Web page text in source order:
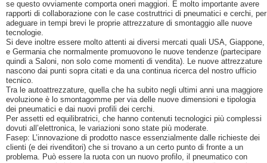
se questo ovviamente comporta oneri maggiori. È molto importante avere
rapporti di collaborazione con le case costruttrici di pneumatici e cerchi, per
adeguare in tempi brevi le proprie attrezzature di smontaggio alle nuove
tecnologie.
Si deve inoltre essere molto attenti ai diversi mercati quali USA, Giappone,
e Germania che normalmente promuovono le nuove tendenze (partecipare
quindi a Saloni, non solo come momenti di vendita). Le nuove attrezzature
nascono dai punti sopra citati e da una continua ricerca del nostro ufficio
tecnico.
Tra le autoattrezzature, quella che ha subito negli ultimi anni una maggiore
evoluzione è lo smontagomme per via delle nuove dimensioni e tipologia
dei pneumatici e dai nuovi profili dei cerchi.
Per assetti ed equilibratrici, che hanno contenuti tecnologici più complessi
dovuti all’elettronica, le variazioni sono state più moderate.
Fasep: L’innovazione di prodotto nasce essenzialmente dalle richieste dei
clienti (e dei rivenditori) che si trovano a un certo punto di fronte a un
problema. Può essere la ruota con un nuovo profilo, il pneumatico con